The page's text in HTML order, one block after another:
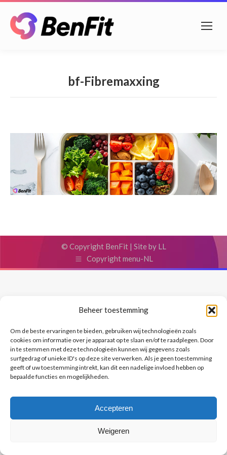
Beheer toestemming
Om de beste ervaringen te bieden, gebruiken wij technologieën zoals
cookies om informatie over je apparaat op te slaan en/of te raadplegen. Door
in te stemmen met deze technologieën kunnen wij gegevens zoals
surfgedrag of unieke ID's op deze site verwerken. Als je geen toestemming
geeft of uw toestemming intrekt, kan dit een nadelige invloed hebben op
bepaalde functies en mogelijkheden.
Accepteren
Weigeren
bf-Fibremaxxing
© Copyright BenFit | Site by LL
Copyright menu-NL